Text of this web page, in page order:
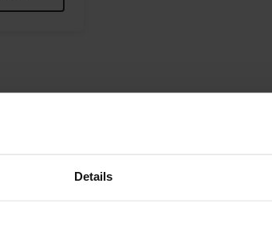
Details
gemaakt van hoogwaardig kurktextiel en
voor leer: licht, soepel en toch sterk.
alleen praktisch, maar ook een stijlvol